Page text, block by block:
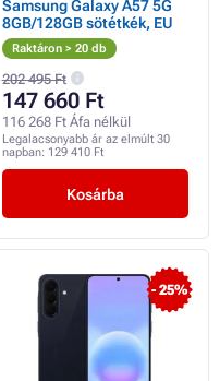
Samsung Galaxy A57 5G
8GB/128GB sötétkék, EU
Raktáron > 20 db
202 495 Ft
147 660 Ft
116 268 Ft Áfa nélkül
Legalacsonyabb ár az elmúlt 30
napban: 129 410 Ft
Kosárba
- 25%